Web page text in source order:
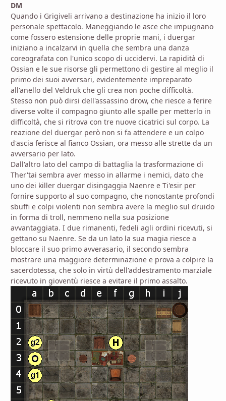
DM
Quando i Grigiveli arrivano a destinazione ha inizio il loro
personale spettacolo. Maneggiando le asce che impugnano
come fossero estensione delle proprie mani, i duergar
iniziano a incalzarvi in quella che sembra una danza
coreografata con l'unico scopo di uccidervi. La rapidità di
Ossian e le sue risorse gli permettono di gestire al meglio il
primo dei suoi avversari, evidentemente impreparato
all'anello del Veldruk che gli crea non poche difficoltà.
Stesso non può dirsi dell'assassino drow, che riesce a ferire
diverse volte il compagno giunto alle spalle per metterlo in
difficoltà, che si ritrova con tre nuove cicatrici sul corpo. La
reazione del duergar però non si fa attendere e un colpo
d'ascia ferisce al fianco Ossian, ora messo alle strette da un
avversario per lato.
Dall'altro lato del campo di battaglia la trasformazione di
Ther'tai sembra aver messo in allarme i nemici, dato che
uno dei killer duergar disingaggia Naenre e Ti'esir per
fornire supporto al suo compagno, che nonostante profondi
sbuffi e colpi violenti non sembra avere la meglio sul druido
in forma di troll, nemmeno nella sua posizione
avvantaggiata. I due rimanenti, fedeli agli ordini ricevuti, si
gettano su Naenre. Se da un lato la sua magia riesce a
bloccare il suo primo avverasario, il secondo sembra
mostrare una maggiore determinazione e prova a colpire la
sacerdotessa, che solo in virtù dell'addestramento marziale
ricevuto in gioventù riesce a evitare il primo assalto.